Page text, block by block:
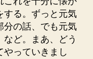
する。ずっと元気
分の話、でも元気
など。まあ、どう
やっていきまし